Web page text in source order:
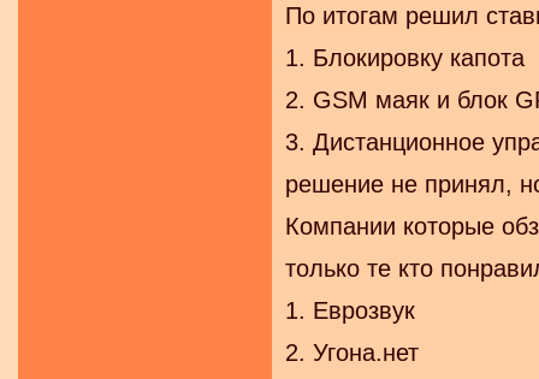
По итогам решил
1. Блокировку капота
2. GSM маяк и блок
3. Дистанционное
решение не принял,
Компании которые
только те кто
1. Еврозвук
2. Угона.нет